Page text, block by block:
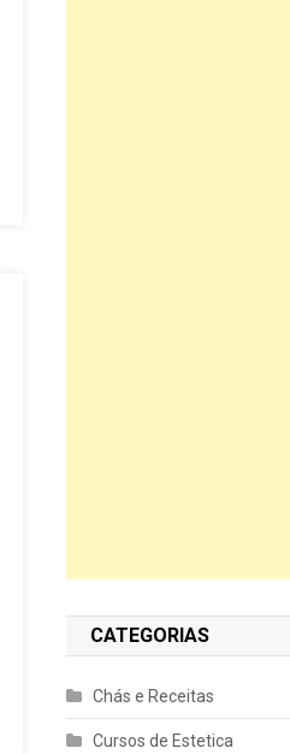
CATEGORIAS
Chás e Receitas
Cursos de Estetica